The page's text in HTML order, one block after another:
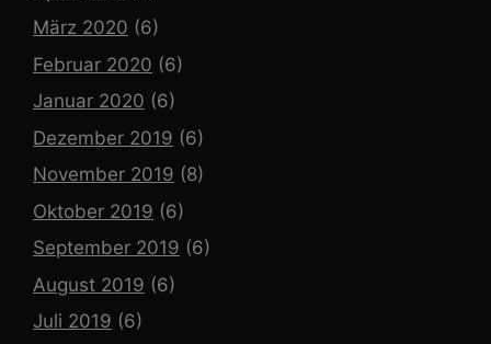
März 2020 (6)
Februar 2020 (6)
Januar 2020 (6)
Dezember 2019 (6)
November 2019 (8)
Oktober 2019 (6)
September 2019 (6)
August 2019 (6)
Juli 2019 (6)